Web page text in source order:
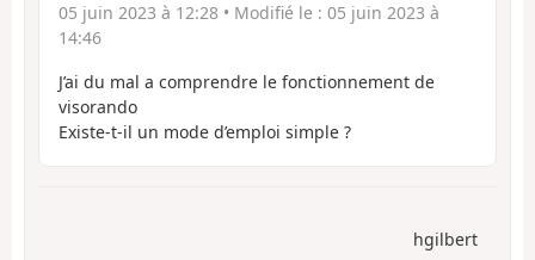
05 juin 2023 à 12:28 • Modifié le : 05 juin 2023 à
14:46
J’ai du mal a comprendre le fonctionnement de
visorando
Existe-t-il un mode d’emploi simple ?
hgilbert